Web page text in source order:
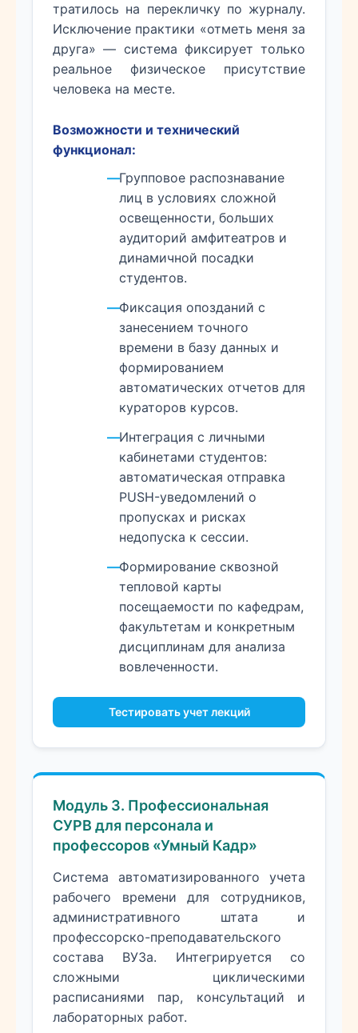
тратилось на перекличку по журналу.
Исключение практики «отметь меня за
друга» — система фиксирует только
реальное физическое присутствие
человека на месте.
Возможности и технический
функционал:
Групповое распознавание
лиц в условиях сложной
освещенности, больших
аудиторий амфитеатров и
динамичной посадки
студентов.
Фиксация опозданий с
занесением точного
времени в базу данных и
формированием
автоматических отчетов для
кураторов курсов.
Интеграция с личными
кабинетами студентов:
автоматическая отправка
PUSH-уведомлений о
пропусках и рисках
недопуска к сессии.
Формирование сквозной
тепловой карты
посещаемости по кафедрам,
факультетам и конкретным
дисциплинам для анализа
вовлеченности.
Тестировать учет лекций
Модуль 3. Профессиональная
СУРВ для персонала и
профессоров «Умный Кадр»
Система автоматизированного учета
рабочего времени для сотрудников,
административного штата и
профессорско-преподавательского
состава ВУЗа. Интегрируется со
сложными циклическими
расписаниями пар, консультаций и
лабораторных работ.